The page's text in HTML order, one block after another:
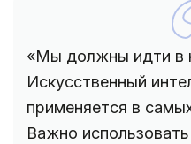
«Мы должны идти в
Искусственный
применяется в
Важно